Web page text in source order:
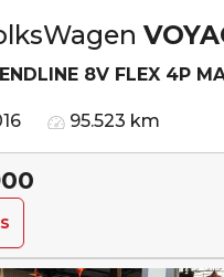
8V FLEX 4P
95.523 km